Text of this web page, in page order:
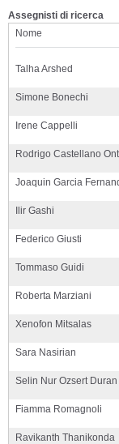
Assegnisti di ricerca
Nome
Talha Arshed
Simone Bonechi
Irene Cappelli
Rodrigo Castellano
Joaquin Garcia
Ilir Gashi
Federico Giusti
Tommaso Guidi
Roberta Marziani
Xenofon Mitsalas
Sara Nasirian
Selin Nur Ozsert Duran
Fiamma Romagnoli
Ravikanth Thanikonda